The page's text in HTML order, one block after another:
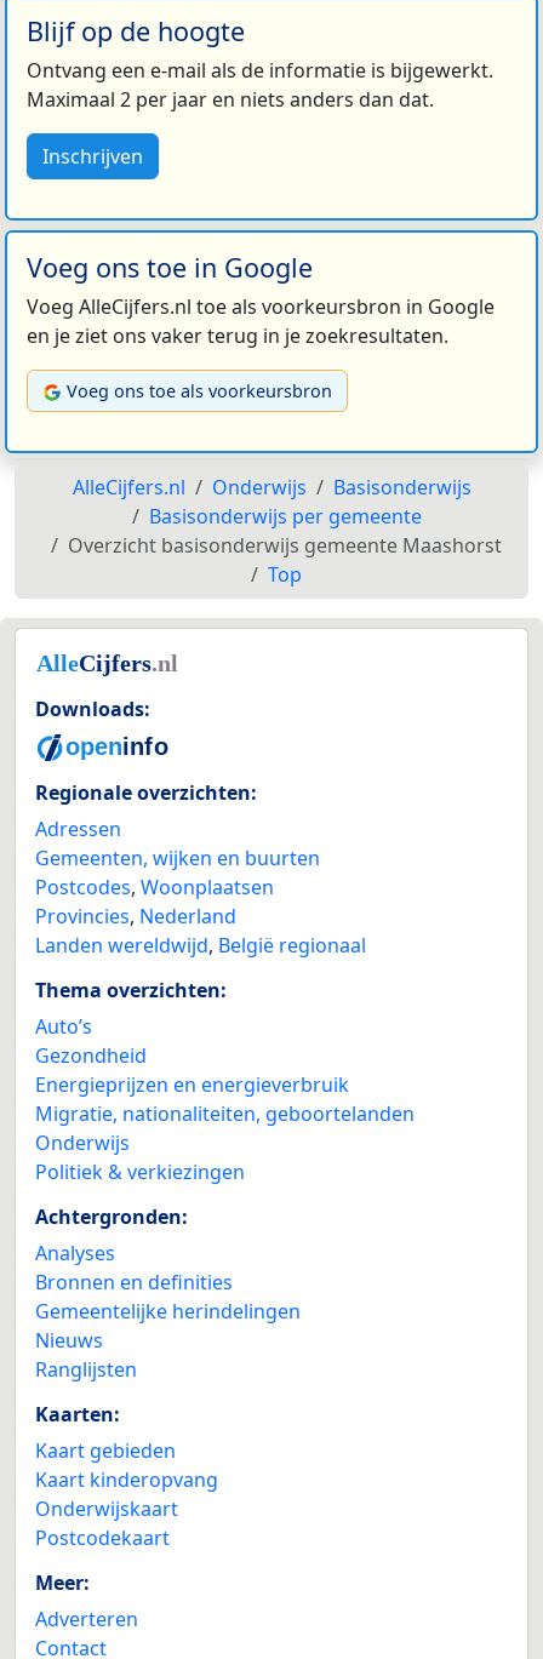
Blijf op de hoogte
Ontvang een e-mail als de informatie is bijgewerkt.
Maximaal 2 per jaar en niets anders dan dat.
Inschrijven
Voeg ons toe in Google
Voeg AlleCijfers.nl toe als voorkeursbron in Google
en je ziet ons vaker terug in je zoekresultaten.
Voeg ons toe als voorkeursbron
AlleCijfers.nl Onderwijs
Basisonderwijs
Basisonderwijs per gemeente
Overzicht basisonderwijs gemeente Maashorst
Top
Downloads:
Regionale overzichten:
Adressen
Gemeenten, wijken en buurten
Postcodes, Woonplaatsen
Provincies, Nederland
Landen wereldwijd, België regionaal
Thema overzichten:
Auto’s
Gezondheid
Energieprijzen en energieverbruik
Migratie, nationaliteiten, geboortelanden
Onderwijs
Politiek & verkiezingen
Achtergronden:
Analyses
Bronnen en definities
Gemeentelijke herindelingen
Nieuws
Ranglijsten
Kaarten:
Kaart gebieden
Kaart kinderopvang
Onderwijskaart
Postcodekaart
Meer:
Adverteren
Contact